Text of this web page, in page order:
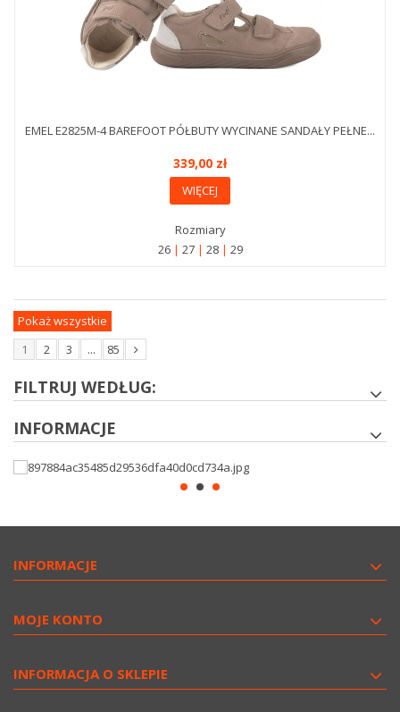
EMEL E2825M-4 BAREFOOT PÓŁBUTY WYCINANE SANDAŁY PEŁNE...
339,00 zł
WIĘCEJ
Rozmiary
26
27 28 29
Pokaż wszystkie
1
2 3 ... 85
FILTRUJ WEDŁUG:
INFORMACJE
INFORMACJE
MOJE KONTO
INFORMACJA O SKLEPIE